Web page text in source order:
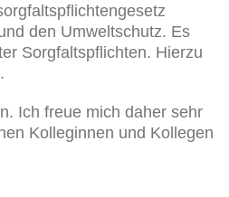
den Umweltschutz. Es
Sorgfaltspflichten. Hierzu
Ich freue mich daher sehr
Kolleginnen und Kollegen